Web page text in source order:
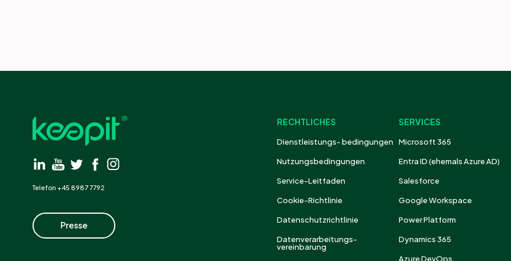
RECHTLICHES
Dienstleistungs- bedingungen
Nutzungsbedingungen
Service-Leitfaden
Cookie-Richtlinie
Datenschutzrichtlinie
Datenverarbeitungs-
vereinbarung
SERVICES
Microsoft 365
Entra ID (ehemals Azure AD)
Salesforce
Google Workspace
Power Platform
Dynamics 365
Azure DevOps
Presse
Telefon +45 8987 7792